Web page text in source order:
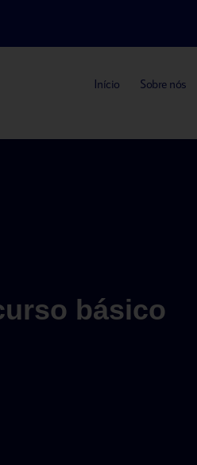
Início Sobre nós
básico